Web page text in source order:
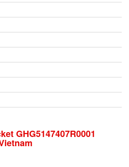
GHG5147407R0001